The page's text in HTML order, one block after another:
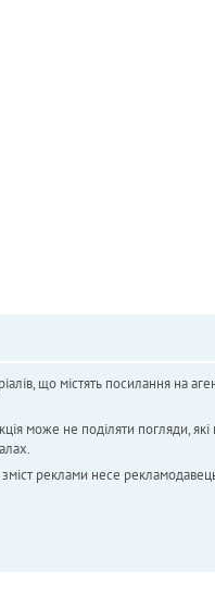
що містять посилання на
може не поділяти погляди, які
зміст реклами несе